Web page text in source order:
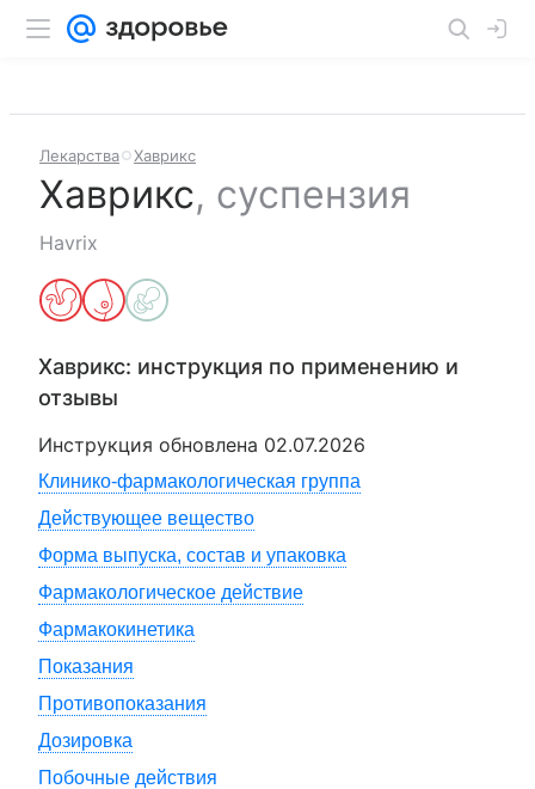
Лекарства Хаврикс
Хаврикс, суспензия
Havrix
Хаврикс: инструкция по применению и
отзывы
Инструкция обновлена 02.07.2026
Клинико-фармакологическая группа
Действующее вещество
Форма выпуска, состав и упаковка
Фармакологическое действие
Фармакокинетика
Показания
Противопоказания
Дозировка
Побочные действия